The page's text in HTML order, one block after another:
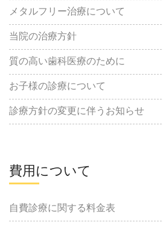
メタルフリー治療について
当院の治療方針
質の高い歯科医療のために
お子様の診療について
診療方針の変更に伴うお知らせ
費用について
自費診療に関する料金表